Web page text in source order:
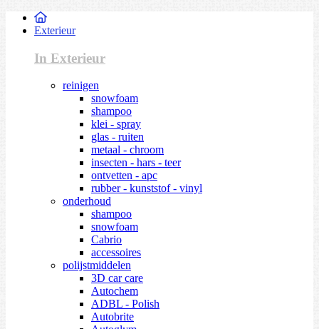
Exterieur
In Exterieur
reinigen
snowfoam
shampoo
klei - spray
glas - ruiten
metaal - chroom
insecten - hars - teer
ontvetten - apc
rubber - kunststof - vinyl
onderhoud
shampoo
snowfoam
Cabrio
accessoires
polijstmiddelen
3D car care
Autochem
ADBL - Polish
Autobrite